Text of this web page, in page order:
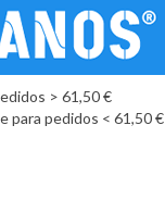
> 61,50 €
para pedidos < 61,50 €